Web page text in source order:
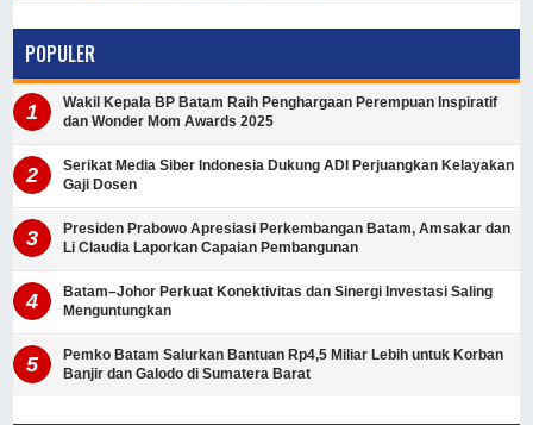
POPULER
Wakil Kepala BP Batam Raih Penghargaan Perempuan Inspiratif
dan Wonder Mom Awards 2025
Serikat Media Siber Indonesia Dukung ADI Perjuangkan Kelayakan
Gaji Dosen
Presiden Prabowo Apresiasi Perkembangan Batam, Amsakar dan
Li Claudia Laporkan Capaian Pembangunan
Batam–Johor Perkuat Konektivitas dan Sinergi Investasi Saling
Menguntungkan
Pemko Batam Salurkan Bantuan Rp4,5 Miliar Lebih untuk Korban
Banjir dan Galodo di Sumatera Barat